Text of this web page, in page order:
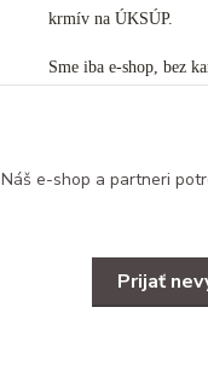
krmív na ÚKSÚP.
Sme iba e-shop, bez
Náš e-shop a partneri
Prijať